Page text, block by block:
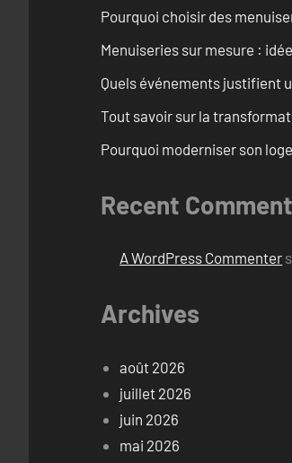
Pourquoi choisir des
Menuiseries sur mesure :
Quels événements justifient
Tout savoir sur la
Pourquoi moderniser son
Recent
A WordPress Commenter
Archives
août 2026
juillet 2026
juin 2026
mai 2026